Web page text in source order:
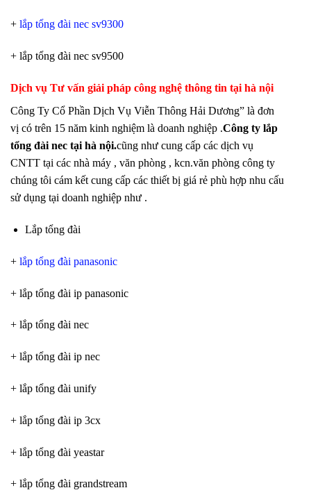
+ lắp tổng đài nec sv9300
+ lắp tổng đài nec sv9500
Dịch vụ Tư vấn giải pháp công nghệ thông tin tại hà nội
Công Ty Cổ Phần Dịch Vụ Viễn Thông Hải Dương” là đơn
vị có trên 15 năm kinh nghiệm là doanh nghiệp .Công ty lắp
tổng đài nec tại hà nội.cũng như cung cấp các dịch vụ
CNTT tại các nhà máy , văn phòng , kcn.văn phòng công ty
chúng tôi cám kết cung cấp các thiết bị giá rẻ phù hợp nhu cấu
sử dụng tại doanh nghiệp như .
Lắp tổng đài
+ lắp tổng đài panasonic
+ lắp tổng đài ip panasonic
+ lắp tổng đài nec
+ lắp tổng đài ip nec
+ lắp tổng đài unify
+ lắp tổng đài ip 3cx
+ lắp tổng đài yeastar
+ lắp tổng đài grandstream